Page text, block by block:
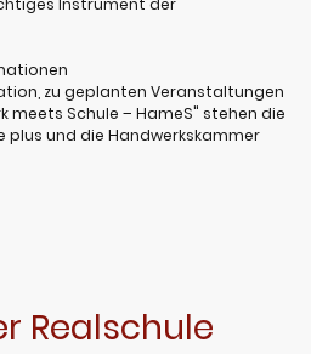
Instrument der
zu geplanten Veranstaltungen
meets Schule – HameS" stehen die
plus und die Handwerkskammer
Realschule